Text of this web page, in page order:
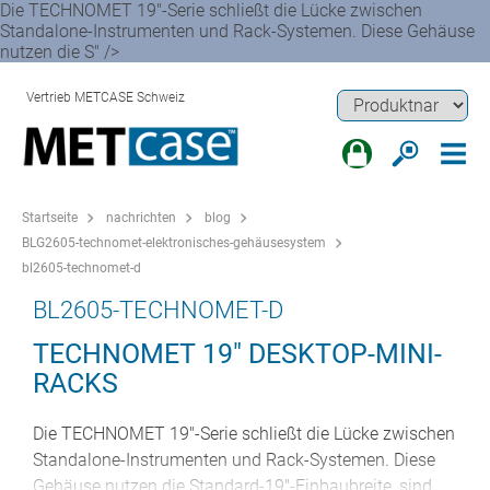
Die TECHNOMET 19"-Serie schließt die Lücke zwischen
Standalone-Instrumenten und Rack-Systemen. Diese Gehäuse
nutzen die S" />
Vertrieb METCASE Schweiz
Startseite nachrichten
blog
BLG2605-technomet-elektronisches-gehäusesystem
bl2605-technomet-d
BL2605-TECHNOMET-D
TECHNOMET 19" DESKTOP-MINI-
RACKS
Die TECHNOMET 19"-Serie schließt die Lücke zwischen
Standalone-Instrumenten und Rack-Systemen. Diese